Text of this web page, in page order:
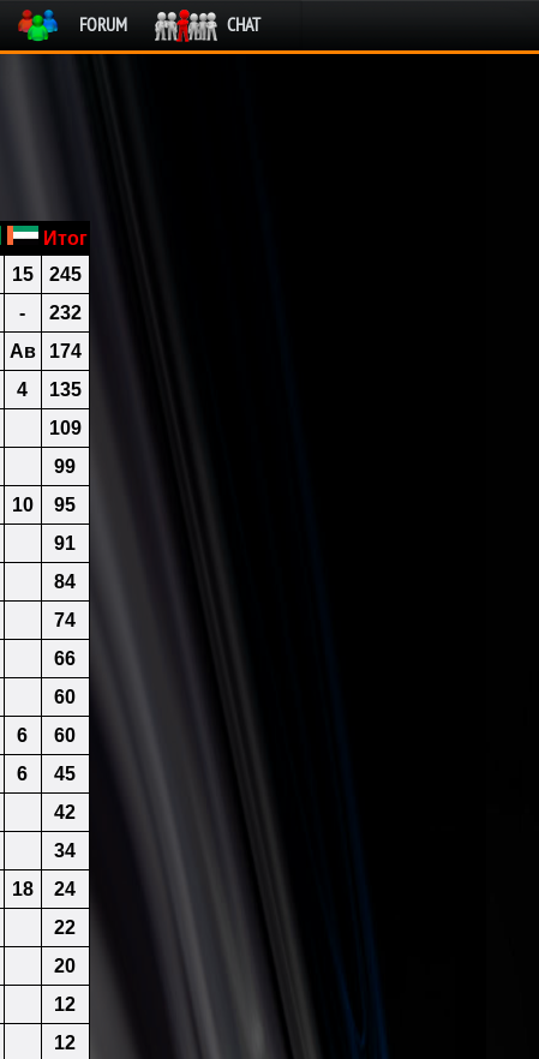
FORUM CHAT
Итог
15
245
-
232
Ав
174
4
135
109
99
10
95
91
84
74
66
60
6
60
6
45
42
34
18
24
22
20
12
12